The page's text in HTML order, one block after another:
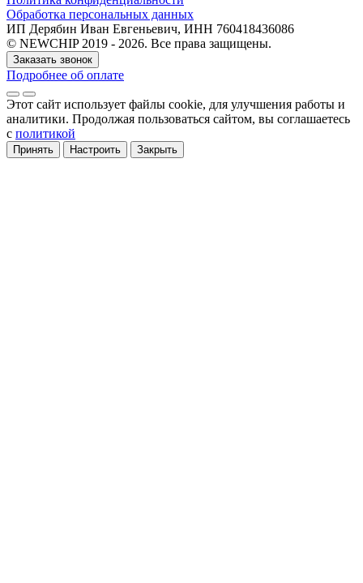
Обработка персональных данных
ИП Дерябин Иван Евгеньевич, ИНН 760418436086
© NEWCHIP 2019 - 2026. Все права защищены.
Заказать звонок
Подробнее об оплате
Этот сайт использует файлы cookie, для улучшения работы и
аналитики. Продолжая пользоваться сайтом, вы соглашаетесь
с политикой
Принять Настроить Закрыть